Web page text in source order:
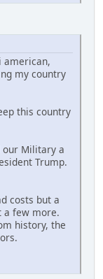
american,
my country
this country
our Military a
Trump.
costs but a
a few more.
history, the